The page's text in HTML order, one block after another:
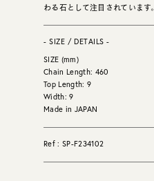
わる石として注目されています。
- SIZE / DETAILS -
SIZE (mm)
Chain Length: 460
Top Length: 9
Width: 9
Made in JAPAN
Ref : SP-F234102